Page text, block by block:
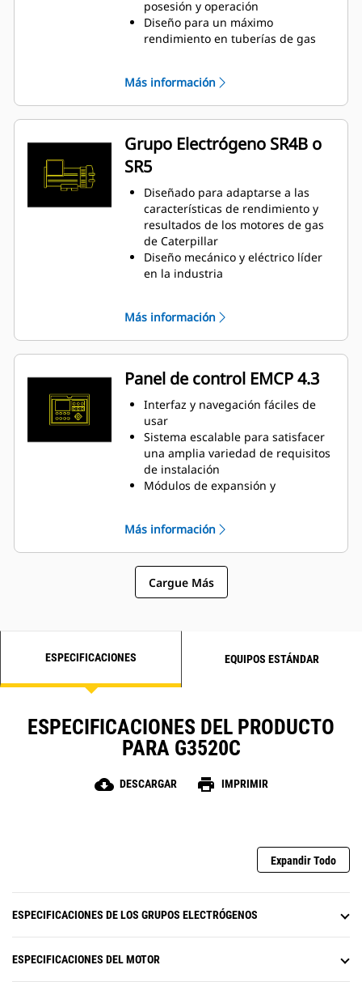
posesión y operación
Diseño para un máximo
rendimiento en tuberías de gas
abierta simple para garantizar la
fiabilidad y la flexibilidad del
combustible
Tecnología de vanguardia en el
sistema de encendido y control de
la relación de combustible/aire
para disminuir las emisiones y
mejorar la eficiencia del motor
Un módulo de control electrónico
administra todas las funciones del
motor: encendido, regulación,
control de la relación de
combustible/aire y protección del
Más información
Grupo Electrógeno SR4B o
SR5
Diseñado para adaptarse a las
características de rendimiento y
resultados de los motores de gas
de Caterpillar
Diseño mecánico y eléctrico líder
en la industria
Más información
Panel de control EMCP 4.3
Interfaz y navegación fáciles de
usar
Sistema escalable para satisfacer
una amplia variedad de requisitos
de instalación
Módulos de expansión y
especiales del cliente
Más información
Cargue Más
ESPECIFICACIONES EQUIPOS ESTÁNDAR
ESPECIFICACIONES DEL PRODUCTO
PARA G3520C
cloud_download DESCARGAR print IMPRIMIR
Expandir Todo
ESPECIFICACIONES DE LOS GRUPOS ELECTRÓGENOS
ESPECIFICACIONES DEL MOTOR